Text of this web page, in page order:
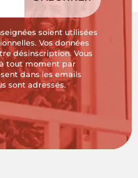
soient utilisées
Vos données
désinscription. Vous
tout moment par
dans les emails
sont adressés.